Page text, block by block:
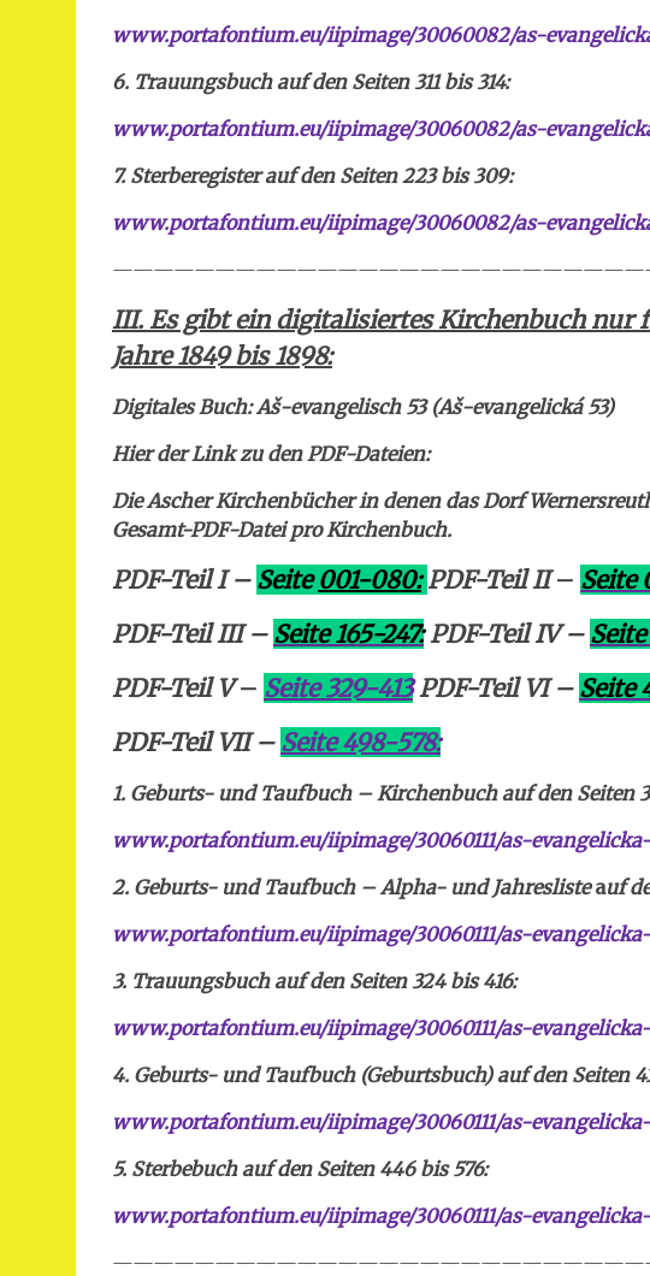
www.portafontium.eu/iipimage/30060082/as-
6. Trauungsbuch auf den Seiten 311 bis 314:
www.portafontium.eu/iipimage/30060082/as-
7. Sterberegister auf den Seiten 223 bis 309:
www.portafontium.eu/iipimage/30060082/as-
III. Es gibt ein digitalisiertes Kirchenbuch nur
Jahre 1849 bis 1898:
Digitales Buch:Aš-evangelisch 53 (Aš-evangelická 53)
Hier der Link zu den PDF-Dateien:
Die Ascher Kirchenbücher in denen das Dorf
Gesamt-PDF-Datei pro Kirchenbuch.
PDF-Teil I – Seite001-080: PDF-Teil II– Seite
PDF-Teil III – Seite 165-247: PDF-Teil IV –
PDF-Teil V– Seite 329-413 PDF-Teil VI – Seite
PDF-Teil VII – Seite 498-578:
1. Geburts- und Taufbuch – Kirchenbuch auf den Seiten
www.portafontium.eu/iipimage/30060111/as-evangelicka-
2. Geburts- und Taufbuch – Alpha- und Jahresliste auf
www.portafontium.eu/iipimage/30060111/as-
3. Trauungsbuch auf den Seiten 324 bis 416:
www.portafontium.eu/iipimage/30060111/as-
4. Geburts- und Taufbuch (Geburtsbuch) auf den Seiten
www.portafontium.eu/iipimage/30060111/as-evangelicka-
5. Sterbebuch auf den Seiten 446 bis 576:
www.portafontium.eu/iipimage/30060111/as-evangelicka-